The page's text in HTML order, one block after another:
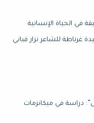
في الحياة الإنسانية
في البيت 13 من قصيدة غرناطة للشاعر نزار قباني
دراسة في ميكانزمات